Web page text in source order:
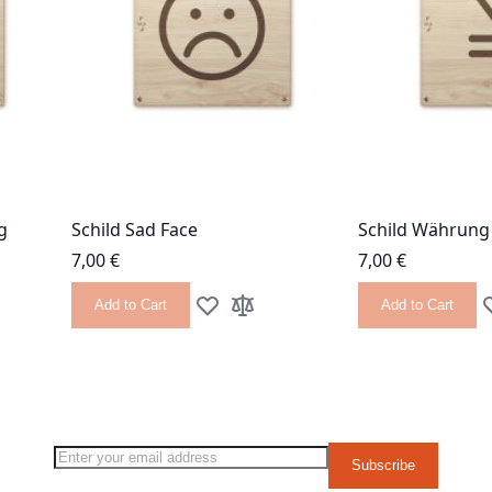
Schild Sad Face
7,00 €
Add to Cart Add to Wish List
Add to Compare
Schild Währung
7,00 €
Add to Cart
Sign Up for Our Newsletter: Subscribe